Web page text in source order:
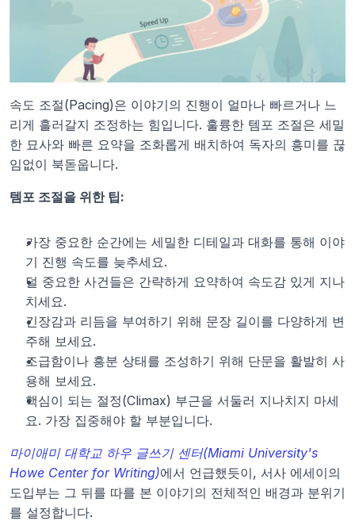
속도 조절(Pacing)은 이야기의 진행이 얼마나 빠르거나 느
리게 흘러갈지 조정하는 힘입니다. 훌륭한 템포 조절은 세밀
한 묘사와 빠른 요약을 조화롭게 배치하여 독자의 흥미를 끊
임없이 북돋웁니다.
템포 조절을 위한 팁:
가장 중요한 순간에는 세밀한 디테일과 대화를 통해 이야
기 진행 속도를 늦추세요.
덜 중요한 사건들은 간략하게 요약하여 속도감 있게 지나
치세요.
긴장감과 리듬을 부여하기 위해 문장 길이를 다양하게 변
주해 보세요.
조급함이나 흥분 상태를 조성하기 위해 단문을 활발히 사
용해 보세요.
핵심이 되는 절정(Climax) 부근을 서둘러 지나치지 마세
요. 가장 집중해야 할 부분입니다.
마이애미 대학교 하우 글쓰기 센터(Miami University's
Howe Center for Writing)에서 언급했듯이, 서사 에세이의
도입부는 그 뒤를 따를 본 이야기의 전체적인 배경과 분위기
를 설정합니다.